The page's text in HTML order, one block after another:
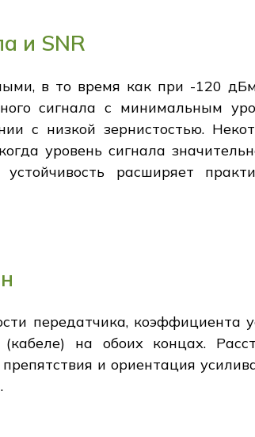
и SNR
в то время как при -120
сигнала с минимальным
с низкой зернистостью.
уровень сигнала
расширяет
передатчика, коэффициента
на обоих концах.
и ориентация